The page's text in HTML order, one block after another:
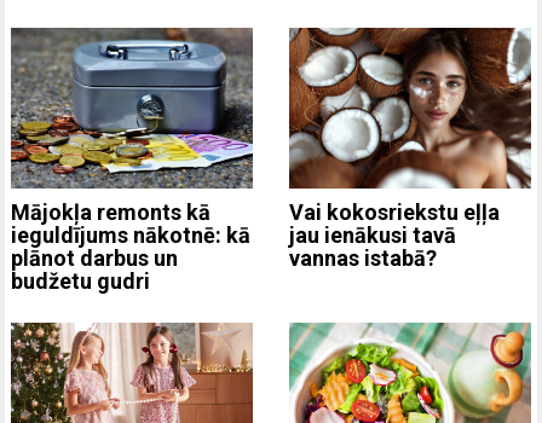
Mājokļa remonts kā
ieguldījums nākotnē: kā
plānot darbus un
budžetu gudri
Vai kokosriekstu eļļa
jau ienākusi tavā
vannas istabā?